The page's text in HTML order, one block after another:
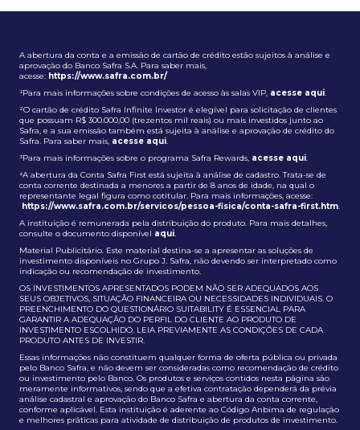
A abertura da conta e a emissão de cartão de crédito estão sujeitos à análise e
aprovação do Banco Safra S.A. Para saber mais,
acesse: https://www.safra.com.br/
¹Para mais informações sobre condições de acesso às salas VIP, acesse aqui.
²O cartão de crédito Safra Infinite Investor é elegível para solicitação de clientes
que possuam R$ 300.000,00 (trezentos mil reais) ou mais investidos junto ao
Safra, e a sua emissão também está sujeita à análise e aprovação de crédito do
Safra. Para saber mais, acesse aqui.
³Para mais informações sobre o programa Safra Rewards, acesse aqui.
⁴A abertura da Conta Safra First está sujeita à análise de cadastro. Trata-se de
conta corrente destinada a menores a partir de 8 anos de idade, na qual o
representante legal figura como cotitular. Para mais informações, acesse:
https://www.safra.com.br/servicos/pessoa-fisica/conta-safra-first.htm.
A instituição é remunerada pela distribuição do produto. Para mais detalhes,
consulte o documento disponível aqui.
Material Publicitário. Este material destina-se a apresentar as soluções de
investimento disponíveis no Grupo J. Safra, não devendo ser interpretado como
indicação ou recomendação de investimento.
OS INVESTIMENTOS APRESENTADOS PODEM NÃO SER ADEQUADOS AOS
SEUS OBJETIVOS, SITUAÇÃO FINANCEIRA OU NECESSIDADES INDIVIDUAIS. O
PREENCHIMENTO DO QUESTIONÁRIO SUITABILITY É ESSENCIAL PARA
GARANTIR A ADEQUAÇÃO DO PERFIL DO CLIENTE AO PRODUTO DE
INVESTIMENTO ESCOLHIDO. LEIA PREVIAMENTE AS CONDIÇÕES DE CADA
PRODUTO ANTES DE INVESTIR.
Essas informações não constituem qualquer forma de oferta pública ou privada
pelo Banco Safra, e não devem ser consideradas como recomendação de crédito
ou investimento pelo Banco. Os produtos e serviços contidos nesta página são
meramente informativos, sendo que a efetiva contratação dependerá da prévia
análise cadastral e aprovação do Banco Safra e abertura da conta corrente,
conforme aplicável. Esta instituição é aderente ao Código Anbima de regulação
e melhores práticas para atividade de distribuição de produtos de investimento.